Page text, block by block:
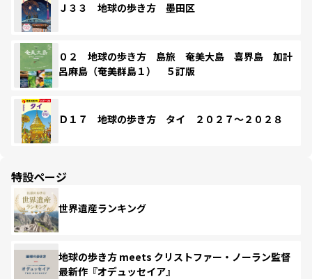
Ｊ３３ 地球の歩き方 墨田区
０２ 地球の歩き方 島旅 奄美大島 喜界島 加計
呂麻島（奄美群島１） ５訂版
Ｄ１７ 地球の歩き方 タイ ２０２７～２０２８
特設ページ
世界遺産ランキング
地球の歩き方 meets クリストファー・ノーラン監督
最新作『オデュッセイア』